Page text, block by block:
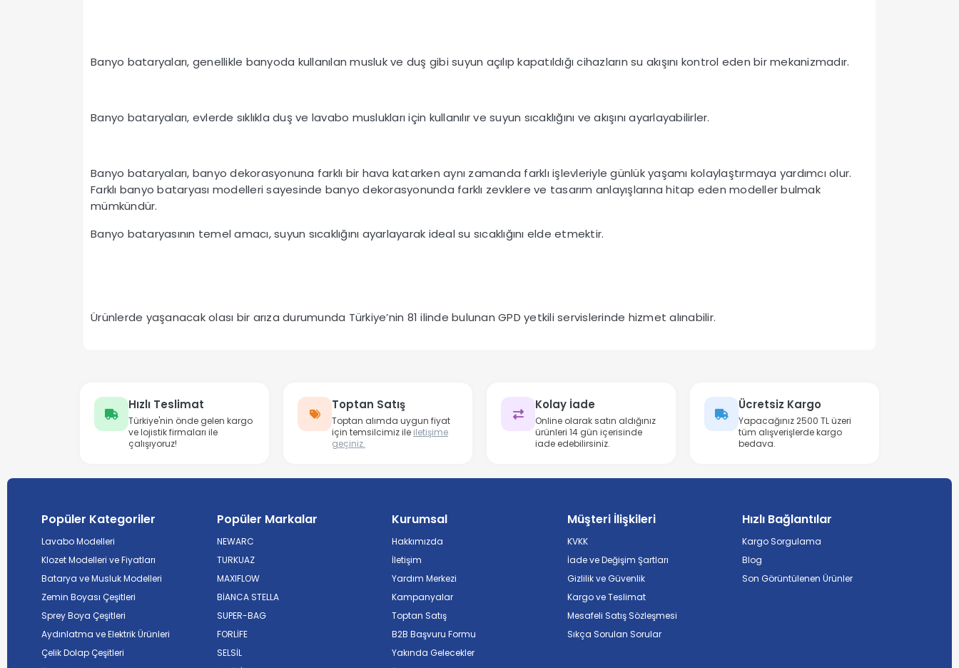
Banyo bataryaları, genellikle banyoda kullanılan musluk ve duş gibi suyun açılıp kapatıldığı cihazların su akışını kontrol eden bir mekanizmadır.
Banyo bataryaları, evlerde sıklıkla duş ve lavabo muslukları için kullanılır ve suyun sıcaklığını ve akışını ayarlayabilirler.
Banyo bataryaları, banyo dekorasyonuna farklı bir hava katarken aynı zamanda farklı işlevleriyle günlük yaşamı kolaylaştırmaya yardımcı olur.
Farklı banyo bataryası modelleri sayesinde banyo dekorasyonunda farklı zevklere ve tasarım anlayışlarına hitap eden modeller bulmak
mümkündür.
Banyo bataryasının temel amacı, suyun sıcaklığını ayarlayarak ideal su sıcaklığını elde etmektir.
Ürünlerde yaşanacak olası bir arıza durumunda Türkiye’nin 81 ilinde bulunan GPD yetkili servislerinde hizmet alınabilir.
Hızlı Teslimat
Türkiye'nin önde gelen kargo
ve lojistik firmaları ile
çalışıyoruz!
Toptan Satış
Toptan alımda uygun fiyat
için temsilcimiz ile iletişime
geçiniz.
Kolay İade
Online olarak satın aldığınız
ürünleri 14 gün içerisinde
iade edebilirsiniz.
Ücretsiz Kargo
Yapacağınız 2500 TL üzeri
tüm alışverişlerde kargo
bedava.
Popüler Kategoriler
Lavabo Modelleri
Klozet Modelleri ve Fiyatları
Batarya ve Musluk Modelleri
Zemin Boyası Çeşitleri
Sprey Boya Çeşitleri
Aydınlatma ve Elektrik Ürünleri
Çelik Dolap Çeşitleri
Popüler Markalar
NEWARC
TURKUAZ
MAXIFLOW
BİANCA STELLA
SUPER-BAG
FORLİFE
SELSİL
Kurumsal
Hakkımızda
İletişim
Yardım Merkezi
Kampanyalar
Toptan Satış
B2B Başvuru Formu
Yakında Gelecekler
Müşteri İlişkileri
KVKK
İade ve Değişim Şartları
Gizlilik ve Güvenlik
Kargo ve Teslimat
Mesafeli Satış Sözleşmesi
Sıkça Sorulan Sorular
Hızlı Bağlantılar
Kargo Sorgulama
Blog
Son Görüntülenen Ürünler